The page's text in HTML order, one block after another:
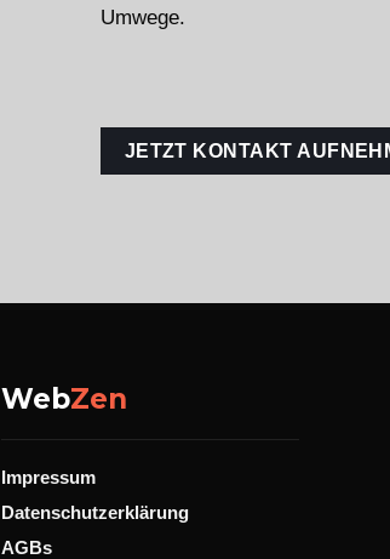
Umwege.
JETZT KONTAKT
WebZen
Impressum
Datenschutzerklärung
AGBs